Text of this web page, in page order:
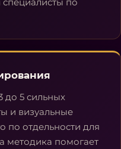
до 5 сильных
и визуальные
по отдельности для
методика помогает